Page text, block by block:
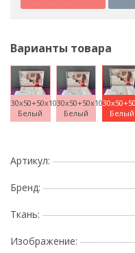
Варианты товара
30x50+50x100+85x150
Белый
30x50+50x100+85x150
Белый
Белый
Артикул:
Бренд:
Ткань:
Изображение: